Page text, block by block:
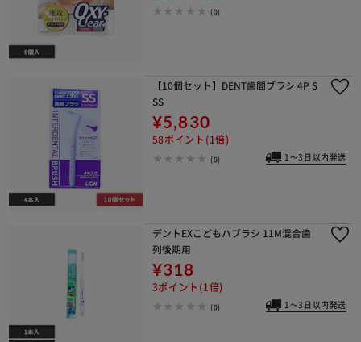
(0)
【10個セット】DENT歯間ブラシ 4P S
SS
¥5,830
58ポイント(1倍)
(0) 1～3日以内発送
デントEXこどもハブラシ 11M混合歯
列後期用
¥318
3ポイント(1倍)
(0) 1～3日以内発送